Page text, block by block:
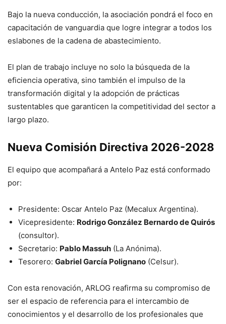
Bajo la nueva conducción, la asociación pondrá el foco en
capacitación de vanguardia que logre integrar a todos los
eslabones de la cadena de abastecimiento.
El plan de trabajo incluye no solo la búsqueda de la
eficiencia operativa, sino también el impulso de la
transformación digital y la adopción de prácticas
sustentables que garanticen la competitividad del sector a
largo plazo.
Nueva Comisión Directiva 2026-2028
El equipo que acompañará a Antelo Paz está conformado
por:
Presidente: Oscar Antelo Paz (Mecalux Argentina).
Vicepresidente: Rodrigo González Bernardo de Quirós
(consultor).
Secretario: Pablo Massuh (La Anónima).
Tesorero: Gabriel García Polignano (Celsur).
Con esta renovación, ARLOG reafirma su compromiso de
ser el espacio de referencia para el intercambio de
conocimientos y el desarrollo de los profesionales que